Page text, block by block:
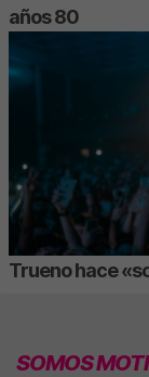
años 80
Trueno hace
SOMOS